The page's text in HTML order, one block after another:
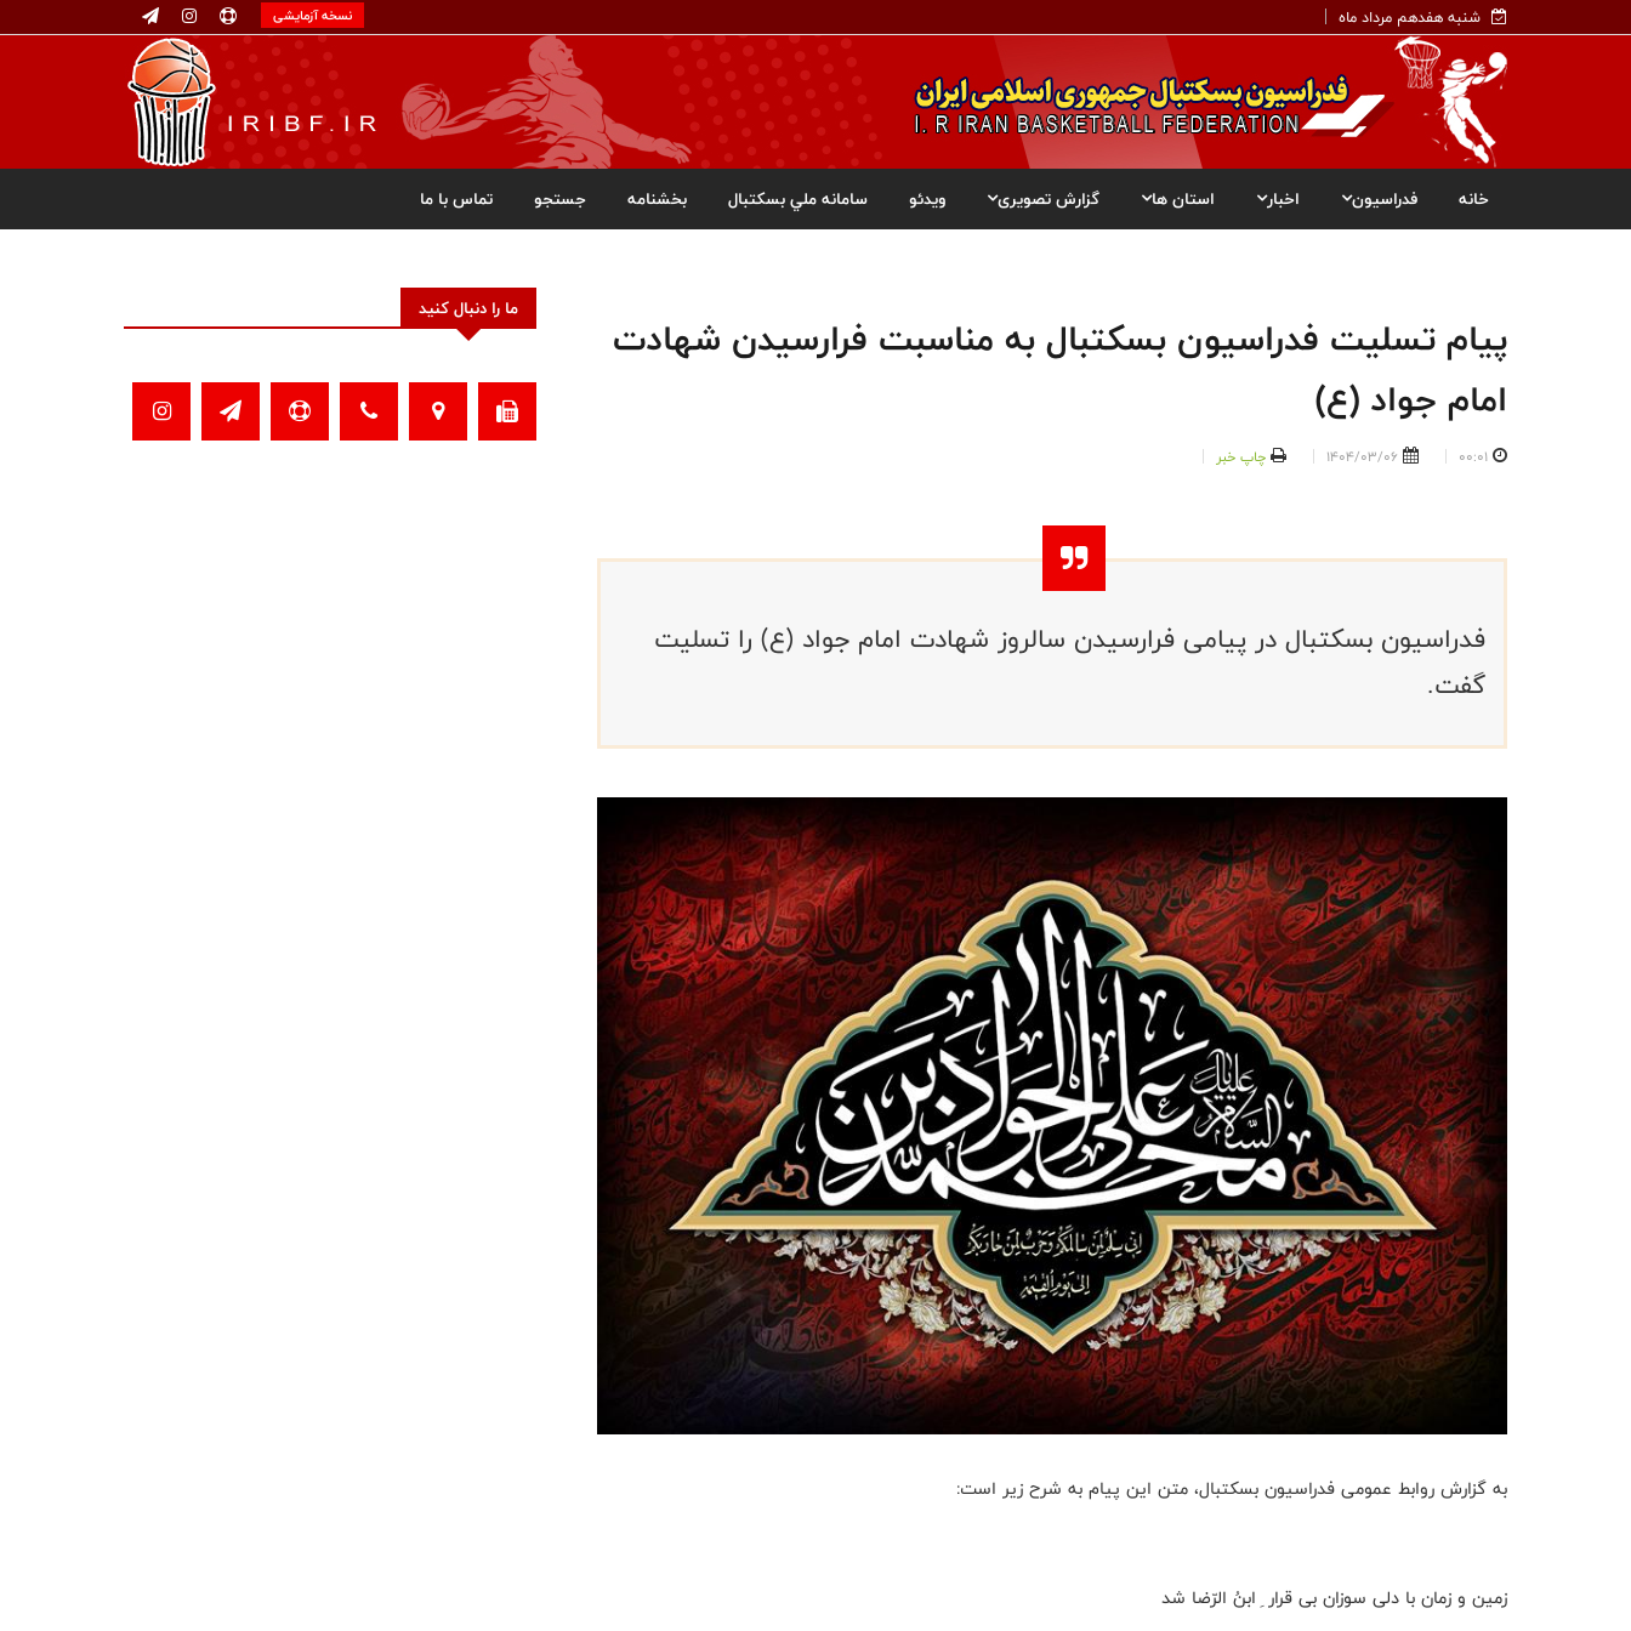
شنبه هفدهم مرداد ماه نسخه آزمایشی
خانه فدراسیون اخبار استان ها گزارش تصویری ویدئو سامانه ملي بسکتبال بخشنامه جستجو تماس با ما
پیام تسلیت فدراسیون بسکتبال به مناسبت فرارسیدن شهادت
امام جواد (ع)
00:01
1404/03/06 چاپ خبر
فدراسیون بسکتبال در پیامی فرارسیدن سالروز شهادت امام جواد (ع) را تسلیت
گفت.
به گزارش روابط عمومی فدراسیون بسکتبال، متن این پیام به شرح زیر است:
زمین و زمان با دلی سوزان بی قرار ِ ابنُ الرّضا شد
ما را دنبال کنید